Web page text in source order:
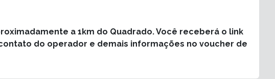
a 1km do Quadrado. Você receberá o link
do operador e demais informações no voucher de